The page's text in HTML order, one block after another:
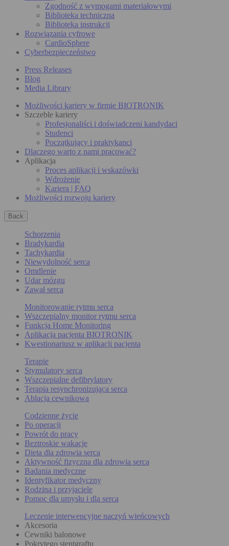
Zgodność z wymogami materiałowymi
Biblioteka techniczna
Biblioteka instrukcji
Rozwiązania cyfrowe
CardioSphere
Cyberbezpieczeństwo
Press Releases
Blog
Media Library
Możliwości kariery w firmie BIOTRONIK
Szczeble kariery
Profesjonaliści i doświadczeni kandydaci
Studenci
Początkujący i praktykanci
Dlaczego warto z nami pracować?
Aplikacja
Proces aplikacji i wskazówki
Wdrożenie
Kariera | FAQ
Możliwości rozwoju kariery
Back
Schorzenia
Bradykardia
Tachykardia
Niewydolność serca
Omdlenie
Udar mózgu
Zawał serca
Monitorowanie rytmu serca
Wszczepialny monitor rytmu serca
Funkcja Home Monitoring
Aplikacja pacjenta BIOTRONIK
Kwestionariusz w aplikacji pacjenta
Terapie
Stymulatory serca
Wszczepialne defibrylatory
Terapia resynchronizująca serca
Ablacja cewnikowa
Codzienne życie
Po operacji
Powrót do pracy
Beztroskie wakacje
Dieta dla zdrowia serca
Aktywność fizyczna dla zdrowia serca
Badania medyczne
Identyfikator medyczny
Rodzina i przyjaciele
Pomoc dla umysłu i dla serca
Leczenie interwencyjne naczyń wieńcowych
Akcesoria
Cewniki balonowe
Pokrytego stentgraftu